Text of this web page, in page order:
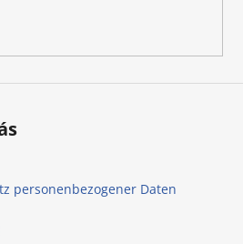
personenbezogener Daten